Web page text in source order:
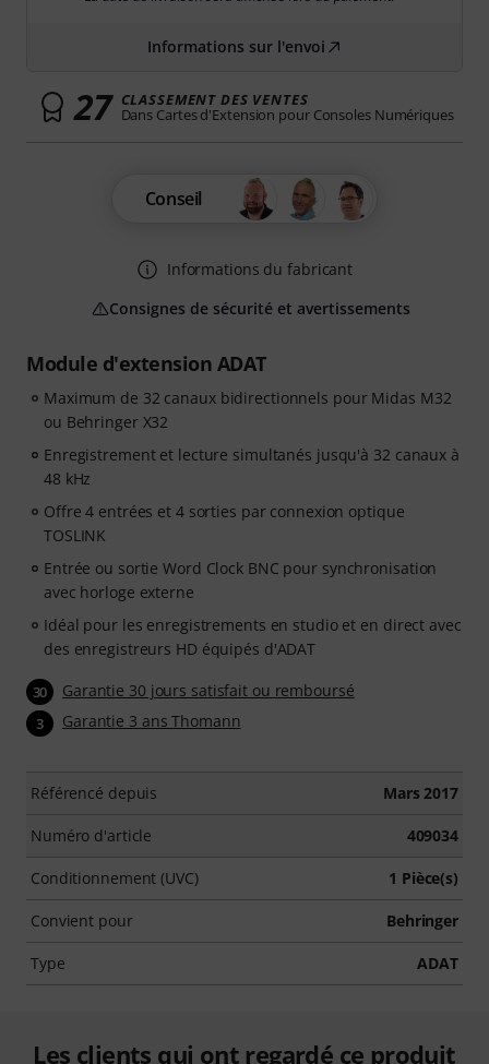
Module d'extension ADAT
Maximum de 32 canaux bidirectionnels pour Midas M32
ou Behringer X32
Enregistrement et lecture simultanés jusqu'à 32 canaux à
48 kHz
Offre 4 entrées et 4 sorties par connexion optique
TOSLINK
Entrée ou sortie Word Clock BNC pour synchronisation
avec horloge externe
Idéal pour les enregistrements en studio et en direct avec
des enregistreurs HD équipés d'ADAT
30 Garantie 30 jours satisfait ou remboursé
3 Garantie 3 ans Thomann
Référencé depuis Mars 2017
Numéro d'article 409034
Conditionnement (UVC) 1 Pièce(s)
Convient pour Behringer
Type ADAT
Informations sur l'envoi
27 CLASSEMENT DES VENTES
Dans Cartes d'Extension pour Consoles Numériques
Conseil
Informations du fabricant
Consignes de sécurité et avertissements
Les clients qui ont regardé ce produit